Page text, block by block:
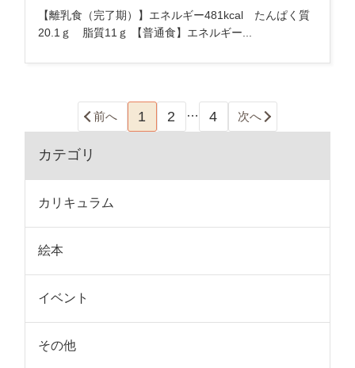
【離乳食（完了期）】エネルギー481kcal たんぱく質
20.1ｇ 脂質11ｇ 【普通食】エネルギー...
前へ 1 2 … 4 次へ
カテゴリ
カリキュラム
絵本
イベント
その他